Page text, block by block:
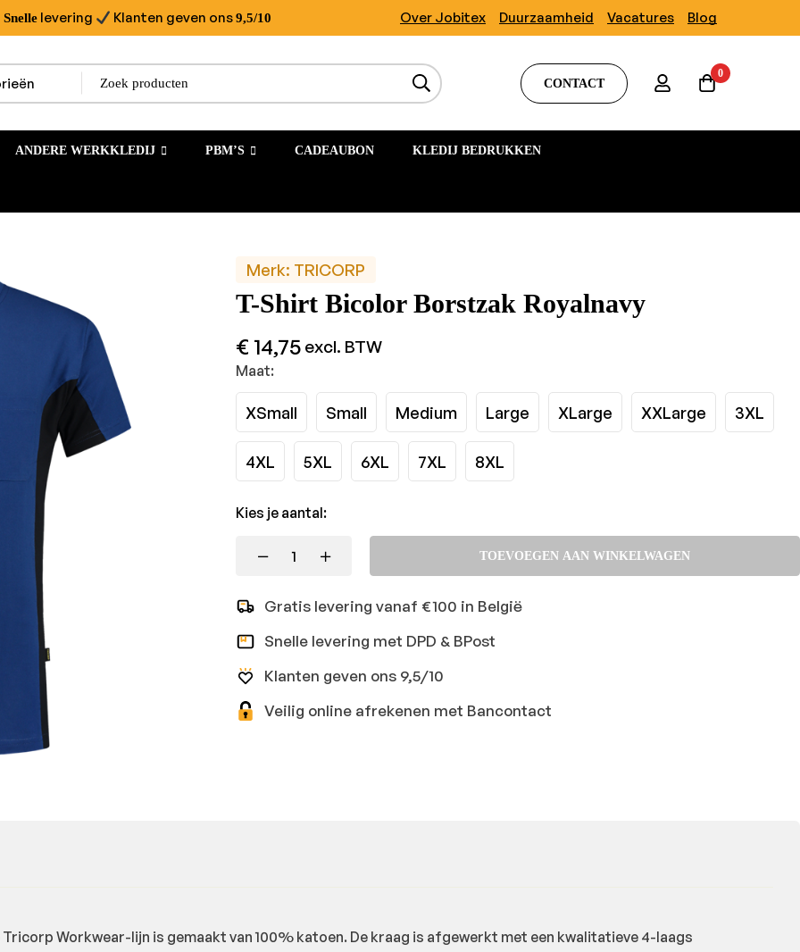
Snelle levering Klanten geven ons9,5/10 Over Jobitex Duurzaamheid Vacatures Blog
CONTACT
0
ANDERE WERKKLEDIJ PBM’S CADEAUBON KLEDIJ BEDRUKKEN
Merk: TRICORP
T-Shirt Bicolor Borstzak Royalnavy
€ 14,75 excl. BTW
Maat:
XSmall Small Medium Large XLarge XXLarge 3XL
4XL 5XL 6XL 7XL 8XL
Kies je aantal:
TOEVOEGEN AAN WINKELWAGEN
Gratis levering vanaf €100 in België
Snelle levering met DPD & BPost
Klanten geven ons 9,5/10
Veilig online afrekenen met Bancontact
Workwear-lijn is gemaakt van 100% katoen. De kraag is afgewerkt met een kwalitatieve 4-laags